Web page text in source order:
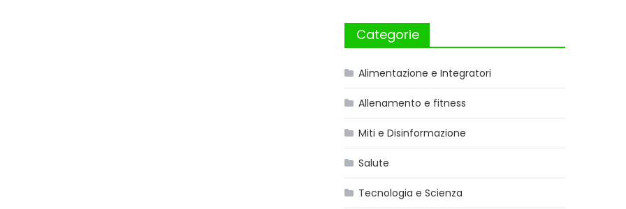
Categorie
Alimentazione e Integratori
Allenamento e fitness
Miti e Disinformazione
Salute
Tecnologia e Scienza